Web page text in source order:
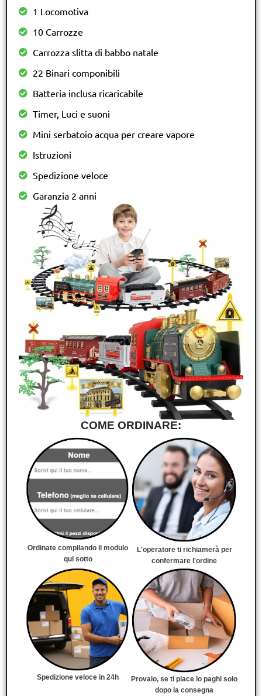
1 Locomotiva
10 Carrozze
Carrozza slitta di babbo natale
22 Binari componibili
Batteria inclusa ricaricabile
Timer, Luci e suoni
Mini serbatoio acqua per creare vapore
Istruzioni
Spedizione veloce
Garanzia 2 anni
COME ORDINARE:
Ordinate compilando il modulo
qui sotto
L'operatore ti richiamerà per
confermare l'ordine
Spedizione veloce in 24h
Provalo, se ti piace lo paghi solo
dopo la consegna